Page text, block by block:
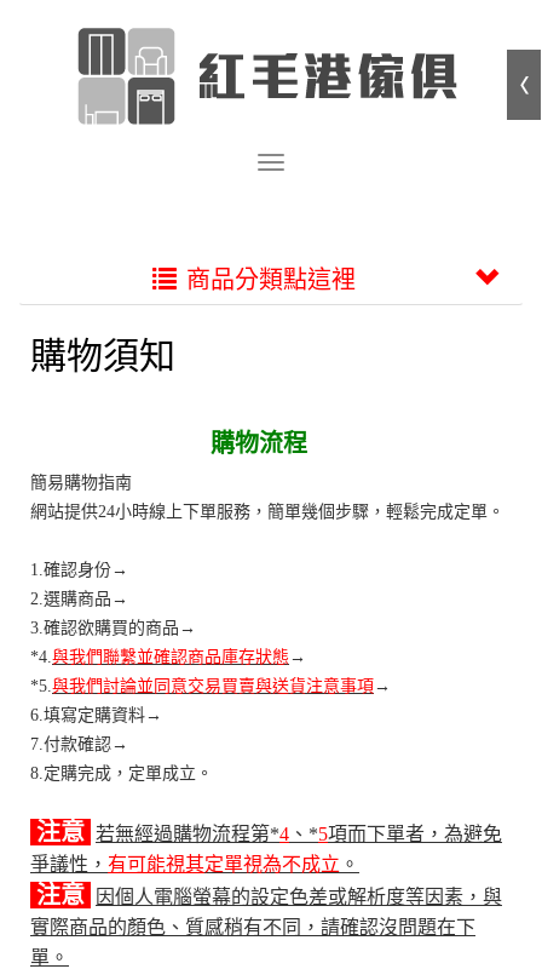
商品分類點這裡
購物須知
購物流程
簡易購物指南
網站提供24小時線上下單服務，簡單幾個步驟，輕鬆完成定單。
1.確認身份→
2.選購商品→
3.確認欲購買的商品→
*4.與我們聯繫並確認商品庫存狀態 →
*5.與我們討論並同意交易買賣與送貨注意事項 →
6.填寫定購資料→
7.付款確認→
8.定購完成，定單成立。
注意 若無經過購物流程第*4 、*5項而下單者，為避免
爭議性， 有可能視其定單視為不成立 。
注意
因個人電腦螢幕的設定色差或解析度等因素，與
實際商品的顏色、質感稍有不同，請確認沒問題在下
單。